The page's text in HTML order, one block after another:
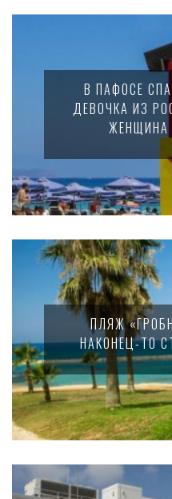
В ПАФОСЕ
ДЕВОЧКА ИЗ
ЖЕНЩИНА
ПЛЯЖ
НАКОНЕЦ-ТО